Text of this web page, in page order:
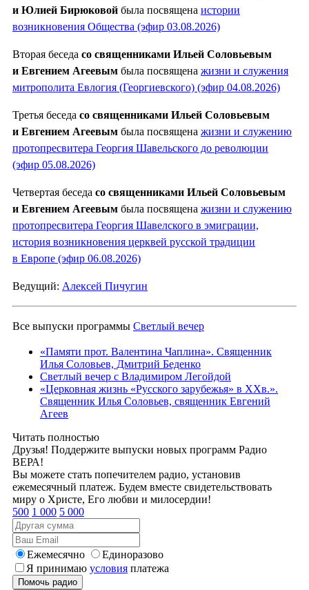
и Юлией Бирюковой была посвящена истории
возникновения Общества (эфир 03.08.2026)
Вторая беседа со священниками Ильей Соловьевым
и Евгением Агеевым была посвящена жизни и служения
митрополита Евлогия (Георгиевского) (эфир 04.08.2026)
Третья беседа со священниками Ильей Соловьевым
и Евгением Агеевым была посвящена жизни и служению
протопресвитера Георгия Шавельского до революции
(эфир 05.08.2026)
Четвертая беседа со священниками Ильей Соловьевым
и Евгением Агеевым была посвящена жизни и служению
протопресвитера Георгия Шавелского в эмиграции,
история возникновения церквей русской традиции
в Европе (эфир 06.08.2026)
Ведущий: Алексей Пичугин
Все выпуски программы Светлый вечер
«Памяти прот. Валентина Чаплина». Священник
Илья Соловьев, Дмитрий Беденко
Светлый вечер с Владимиром Легойдой
«Церковная жизнь «Русского зарубежья» в ХХв.».
Священник Илья Соловьев, священник Евгений
Агеев
Читать полностью
Друзья! Поддержите выпуски новых программ Радио
ВЕРА!
Вы можете стать попечителем радио, установив
ежемесячный платеж. Будем вместе свидетельствовать
миру о Христе, Его любви и милосердии!
500 1 000 5 000
Ежемесячно
Единоразово
Я принимаю условия платежа
Помочь радио